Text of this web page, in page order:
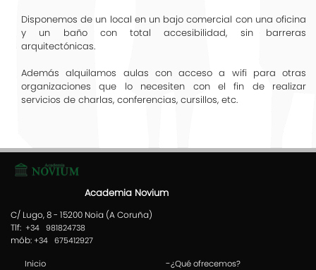
Disponemos de un local en un bajo comercial con una oficina
y un baño con total accesibilidad, sin barreras
arquitectónicas.
Además alquilamos aulas con acceso a wifi para otras
organizaciones que lo necesiten con el fin de realizar
servicios de charlas, conferencias, cursillos, etc.
Academia Novium
C/ Lugo, 8 - 15200 Noia (A Coruña)
Tlf: +34 981824738
mób: +34 675412927
Inicio -¿Qué ofrecemos?